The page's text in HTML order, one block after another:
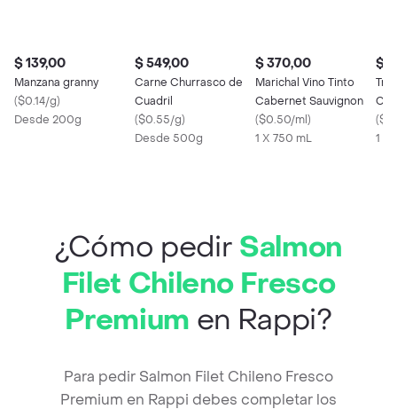
$ 139,00
Manzana granny
($0.14/g)
Desde 200g
$ 549,00
Carne Churrasco de
Cuadril
($0.55/g)
Desde 500g
$ 370,00
Marichal Vino Tinto
Cabernet Sauvignon
($0.50/ml)
1 X 750 mL
$
(
1 X
¿Cómo pedir Salmon
Filet Chileno Fresco
Premium en Rappi?
Para pedir Salmon Filet Chileno Fresco
Premium en Rappi debes completar los